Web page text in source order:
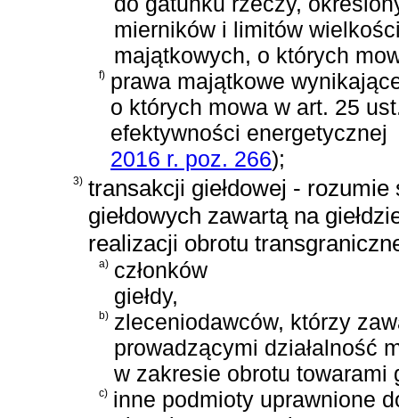
mierników i limitów
majątkowych, o których
f) prawa majątkowe
o których mowa w art. 25
efektywności energetycznej
2016 r. poz. 266);
3) transakcji giełdowej -
giełdowych zawartą na
realizacji obrotu
a) członków
giełdy,
b) zleceniodawców, którzy
prowadzącymi działalność
w zakresie obrotu towarami
c) inne podmioty uprawnione